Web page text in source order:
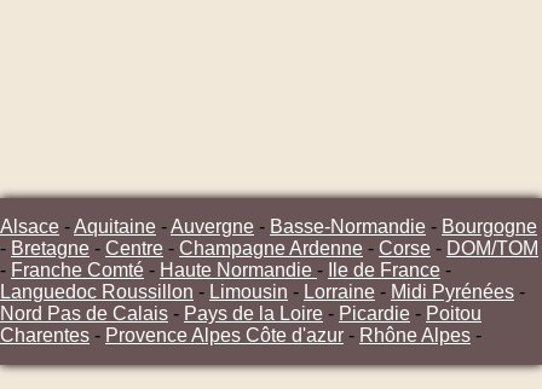
Alsace -Aquitaine -Auvergne - Basse-Normandie - Bourgogne
- Bretagne - Centre - Champagne Ardenne - Corse - DOM/TOM
- Franche Comté - Haute Normandie - Ile de France -
Languedoc Roussillon - Limousin - Lorraine - Midi Pyrénées -
Nord Pas de Calais - Pays de la Loire - Picardie - Poitou
Charentes - Provence Alpes Côte d'azur - Rhône Alpes -